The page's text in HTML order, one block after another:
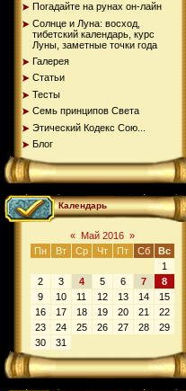
Погадайте на рунах oн-лайн
Солнце и Луна: восход,
тибетский календарь, курс
Луны, заметные точки года
Галерея
Статьи
Тесты
Семь принципов Света
Этический Кодекс Сою...
Блог
Календарь
« Май 2016 »
Пн
Вт Ср Чт Пт Сб
Вс
1
2
3 4 5 6 7
8
9
10 11 12 13 14
15
16
17 18 19 20 21
22
23
24 25 26 27 28
29
30
31